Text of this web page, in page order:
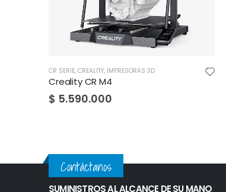
CR SERIE, CREALITY, IMPRESORAS 3D
Creality CR M4
$ 5.590.000
Contáctanos
SUMINISTROS AL ALCANCE DE SU MANO